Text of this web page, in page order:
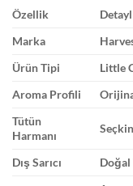
Özellik
Marka
Ürün Tipi
Little
Aroma Profili
Tütün
Harmanı
Dış Sarıcı Doğal